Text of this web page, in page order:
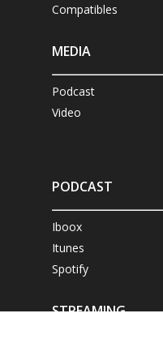
Compatibles
MEDIA
Podcast
Video
PODCAST
Iboox
Itunes
Spotify
STREAMING